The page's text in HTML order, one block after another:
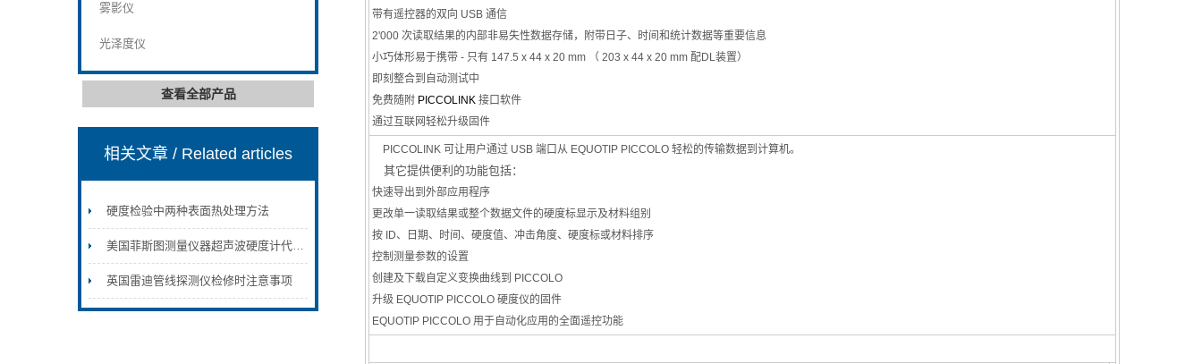
雾影仪
光泽度仪
查看全部产品
相关文章/ Related articles
硬度检验中两种表面热处理方法
美国菲斯图测量仪器超声波硬度计代理销售MET-1000/MET-1000/PHT-1800/PHT-3500/粗糙度仪SGR-4000/膜厚仪UTG-1500/UTG-2800
英国雷迪管线探测仪检修时注意事项
带有遥控器的双向 USB 通信
2'000 次读取结果的内部非易失性数据存储，附带日子、时间和统计数据等重要信息
小巧体形易于携带 - 只有 147.5 x 44 x 20 mm （ 203 x 44 x 20 mm 配DL装置）
即刻整合到自动测试中
免费随附 PICCOLINK 接口软件
通过互联网轻松升级固件
PICCOLINK 可让用户通过 USB 端口从 EQUOTIP PICCOLO 轻松的传输数据到计算机。
其它提供便利的功能包括：
快速导出到外部应用程序
更改单一读取结果或整个数据文件的硬度标显示及材料组别
按 ID、日期、时间、硬度值、冲击角度、硬度标或材料排序
控制测量参数的设置
创建及下载自定义变换曲线到 PICCOLO
升级 EQUOTIP PICCOLO 硬度仪的固件
EQUOTIP PICCOLO 用于自动化应用的全面遥控功能